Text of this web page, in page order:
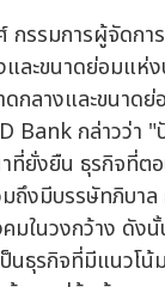
กรรมการผู้จัดกา
ละขนาดย่อมแห่ง
กลางและขนาดย่
Bank กล่าวว่า "
ยั่งยืน ธุรกิจที่ต
ถึงมีบรรษัทภิบาล
มในวงกว้าง ดัง
นธุรกิจที่มีแนวโน้